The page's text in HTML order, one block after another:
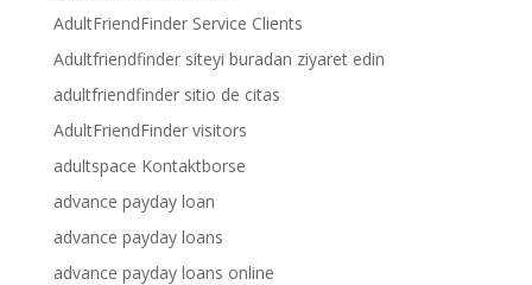
AdultFriendFinder Service Clients
Adultfriendfinder siteyi buradan ziyaret edin
adultfriendfinder sitio de citas
AdultFriendFinder visitors
adultspace Kontaktborse
advance payday loan
advance payday loans
advance payday loans online